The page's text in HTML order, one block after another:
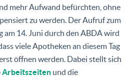
mehr Aufwand befürchten, ohne
zu werden. Der Aufruf zum
14. Juni durch den ABDA wird
viele Apotheken an diesem Tag
öffnen werden. Dabei stellt sich
Arbeitszeiten und die